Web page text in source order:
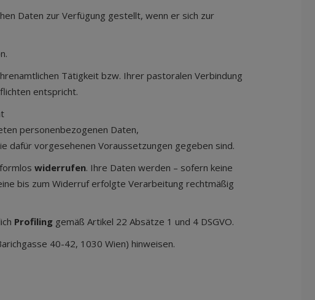
Daten zur Verfügung gestellt, wenn er sich zur
Tätigkeit bzw. Ihrer pastoralen Verbindung
entspricht.
personenbezogenen Daten,
dafür vorgesehenen Voraussetzungen gegeben sind.
widerrufen. Ihre Daten werden – sofern keine
bis zum Widerruf erfolgte Verarbeitung rechtmäßig
Profiling gemäß Artikel 22 Absätze 1 und 4 DSGVO.
40-42, 1030 Wien) hinweisen.